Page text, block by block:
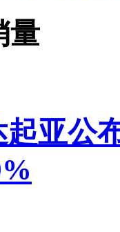
量
起亚公